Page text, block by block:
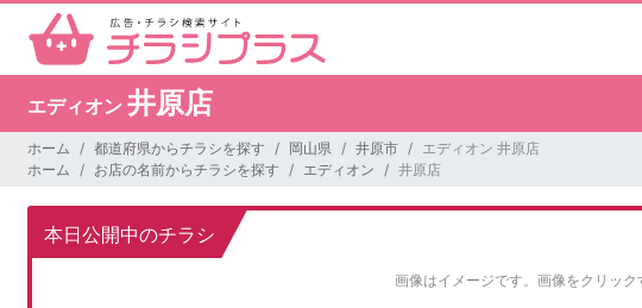
エディオン 井原店
ホーム 都道府県からチラシを探す 岡山県 井原市
エディオン 井原店
ホーム
お店の名前からチラシを探す エディオン 井原店
本日公開中のチラシ
画像はイメージです。 画像をクリック